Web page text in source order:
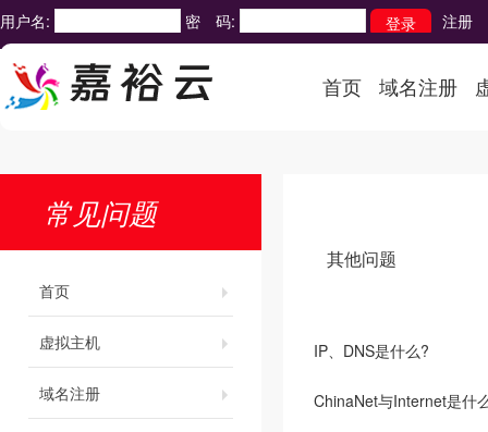
用户名: 密 码: 注册
首页 域名注册
常见问题
首页
虚拟主机
域名注册
其他问题
IP、DNS是什么?
ChinaNet与Internet是什